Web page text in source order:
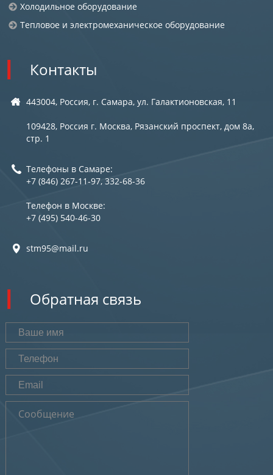
Холодильное оборудование
Тепловое и электромеханическое оборудование
Контакты
443004, Россия, г. Самара, ул. Галактионовская, 11
109428, Россия г. Москва, Рязанский проспект, дом 8а,
стр. 1
Телефоны в Самаре:
+7 (846) 267-11-97, 332-68-36
Телефон в Москве:
+7 (495) 540-46-30
stm95@mail.ru
Обратная связь